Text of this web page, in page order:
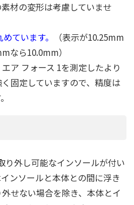
材の変形は考慮していませ
ています。
（表示が10.25mm
なら10.0mm）
ア フォース 1を測定したより
固定していますので、精度は
り外し可能なインソールが付い
ンソールと本体との間に浮き
せない場合を除き、本体とイ